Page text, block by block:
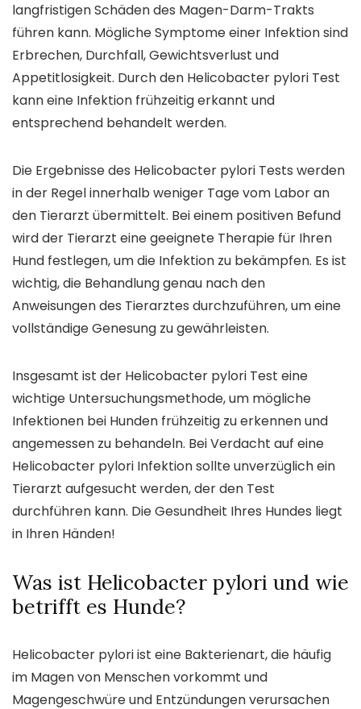
langfristigen Schäden des Magen-Darm-Trakts
führen kann. Mögliche Symptome einer Infektion sind
Erbrechen, Durchfall, Gewichtsverlust und
Appetitlosigkeit. Durch den Helicobacter pylori Test
kann eine Infektion frühzeitig erkannt und
entsprechend behandelt werden.
Die Ergebnisse des Helicobacter pylori Tests werden
in der Regel innerhalb weniger Tage vom Labor an
den Tierarzt übermittelt. Bei einem positiven Befund
wird der Tierarzt eine geeignete Therapie für Ihren
Hund festlegen, um die Infektion zu bekämpfen. Es ist
wichtig, die Behandlung genau nach den
Anweisungen des Tierarztes durchzuführen, um eine
vollständige Genesung zu gewährleisten.
Insgesamt ist der Helicobacter pylori Test eine
wichtige Untersuchungsmethode, um mögliche
Infektionen bei Hunden frühzeitig zu erkennen und
angemessen zu behandeln. Bei Verdacht auf eine
Helicobacter pylori Infektion sollte unverzüglich ein
Tierarzt aufgesucht werden, der den Test
durchführen kann. Die Gesundheit Ihres Hundes liegt
in Ihren Händen!
Was ist Helicobacter pylori und wie
betrifft es Hunde?
Helicobacter pylori ist eine Bakterienart, die häufig
im Magen von Menschen vorkommt und
Magengeschwüre und Entzündungen verursachen